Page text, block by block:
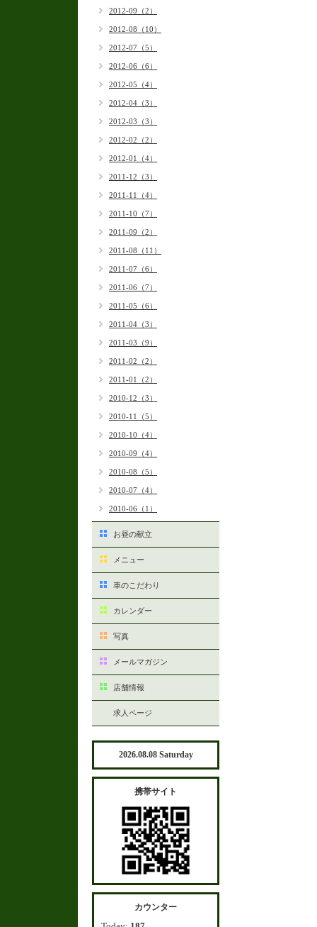
2012-09（2）
2012-08（10）
2012-07（5）
2012-06（6）
2012-05（4）
2012-04（3）
2012-03（3）
2012-02（2）
2012-01（4）
2011-12（3）
2011-11（4）
2011-10（7）
2011-09（2）
2011-08（11）
2011-07（6）
2011-06（7）
2011-05（6）
2011-04（3）
2011-03（9）
2011-02（2）
2011-01（2）
2010-12（3）
2010-11（5）
2010-10（4）
2010-09（4）
2010-08（5）
2010-07（4）
2010-06（1）
お昼の献立
メニュー
車のこだわり
カレンダー
写真
メールマガジン
店舗情報
求人ページ
2026.08.08 Saturday
携帯サイト
カウンター